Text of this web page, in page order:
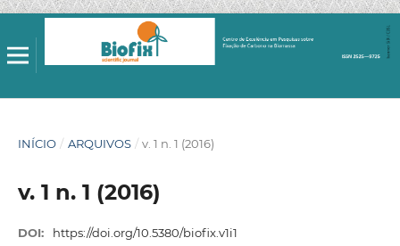
INÍCIO / ARQUIVOS / v. 1 n. 1 (2016)
v. 1 n. 1 (2016)
DOI: https://doi.org/10.5380/biofix.v1i1